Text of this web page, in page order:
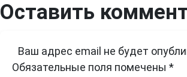
Оставить
Ваш адрес email не будет
Обязательные поля помечены *